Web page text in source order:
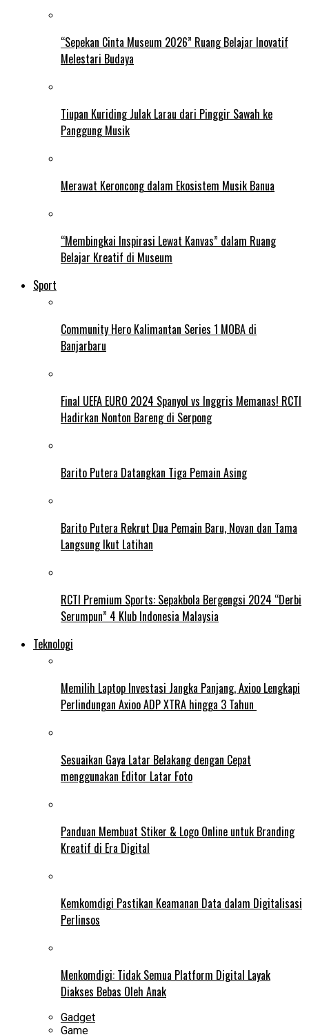
“Sepekan Cinta Museum 2026” Ruang Belajar Inovatif
Melestari Budaya
Tiupan Kuriding Julak Larau dari Pinggir Sawah ke
Panggung Musik
Merawat Keroncong dalam Ekosistem Musik Banua
“Membingkai Inspirasi Lewat Kanvas” dalam Ruang
Belajar Kreatif di Museum
Sport
Community Hero Kalimantan Series 1 MOBA di
Banjarbaru
Final UEFA EURO 2024 Spanyol vs Inggris Memanas! RCTI
Hadirkan Nonton Bareng di Serpong
Barito Putera Datangkan Tiga Pemain Asing
Barito Putera Rekrut Dua Pemain Baru, Novan dan Tama
Langsung Ikut Latihan
RCTI Premium Sports: Sepakbola Bergengsi 2024 “Derbi
Serumpun” 4 Klub Indonesia Malaysia
Teknologi
Memilih Laptop Investasi Jangka Panjang, Axioo Lengkapi
Perlindungan Axioo ADP XTRA hingga 3 Tahun
Sesuaikan Gaya Latar Belakang dengan Cepat
menggunakan Editor Latar Foto
Panduan Membuat Stiker & Logo Online untuk Branding
Kreatif di Era Digital
Kemkomdigi Pastikan Keamanan Data dalam Digitalisasi
Perlinsos
Menkomdigi: Tidak Semua Platform Digital Layak
Diakses Bebas Oleh Anak
Gadget
Game